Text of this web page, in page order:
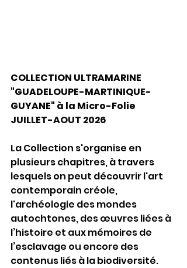
COLLECTION ULTRAMARINE
"GUADELOUPE-MARTINIQUE-
GUYANE" à la Micro-Folie
JUILLET-AOUT 2026
La Collection s'organise en
plusieurs chapitres, à travers
lesquels on peut découvrir l'art
contemporain créole,
l'archéologie des mondes
autochtones, des œuvres liées à
l’histoire et aux mémoires de
l’esclavage ou encore des
contenus liés à la biodiversité.